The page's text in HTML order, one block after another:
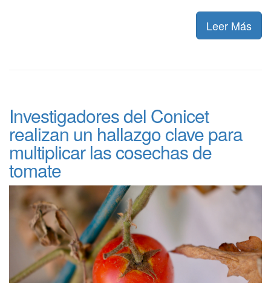
Leer Más
Investigadores del Conicet
realizan un hallazgo clave para
multiplicar las cosechas de
tomate